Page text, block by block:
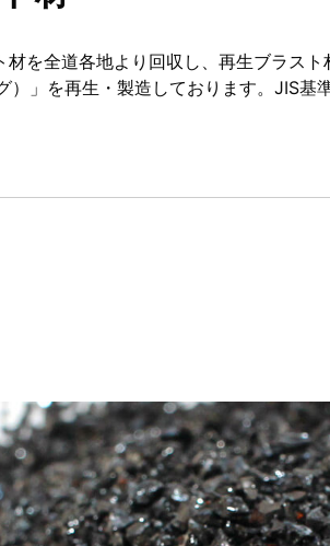
を全道各地より回収し、再生ブラスト
）」を再生・製造しております。JIS基